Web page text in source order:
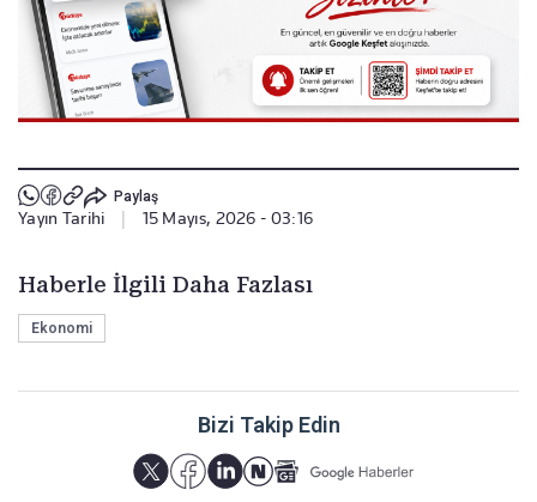
Paylaş
Yayın Tarihi 15 Mayıs, 2026 - 03:16
Haberle İlgili Daha Fazlası
Ekonomi
Bizi Takip Edin